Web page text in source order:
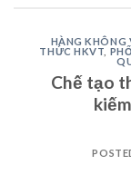
HÀNG KHÔNG
THỨC HKVT
Chế tạo